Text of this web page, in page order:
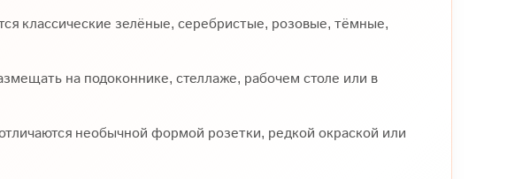
классические зелёные, серебристые, розовые, тёмные,
на подоконнике, стеллаже, рабочем столе или в
необычной формой розетки, редкой окраской или